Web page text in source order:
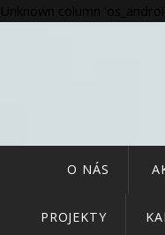
O NÁS
PROJEKTY